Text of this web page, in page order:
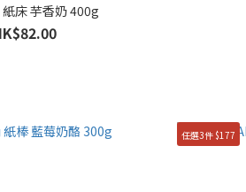
床 芋香奶 400g
任選3件 $177